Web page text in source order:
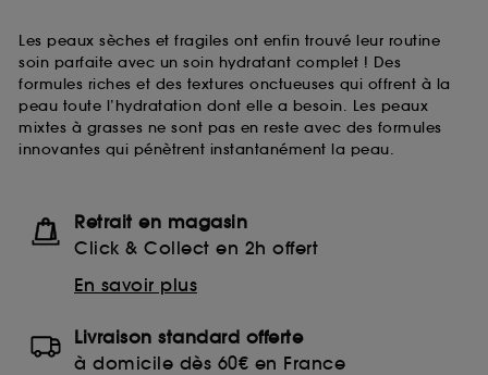
Les peaux sèches et fragiles ont enfin trouvé leur routine
soin parfaite avec un soin hydratant complet ! Des
formules riches et des textures onctueuses qui offrent à la
peau toute l’hydratation dont elle a besoin. Les peaux
mixtes à grasses ne sont pas en reste avec des formules
innovantes qui pénètrent instantanément la peau.
Retrait en magasin
Click & Collect en 2h offert
En savoir plus
Livraison standard offerte
à domicile dès 60€ en France